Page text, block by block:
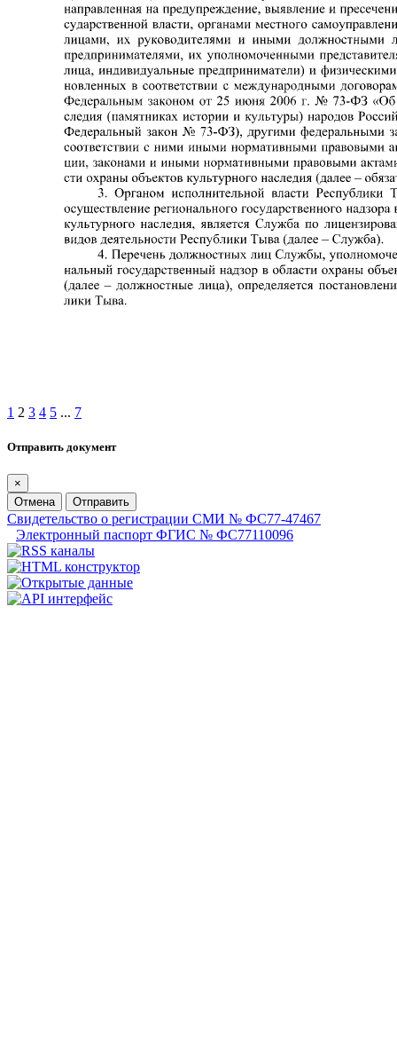
1 2 3 4 5 ... 7
Отправить документ
×
Отмена
Отправить
Свидетельство о регистрации СМИ № ФС77-47467
Электронный паспорт ФГИС № ФС77110096